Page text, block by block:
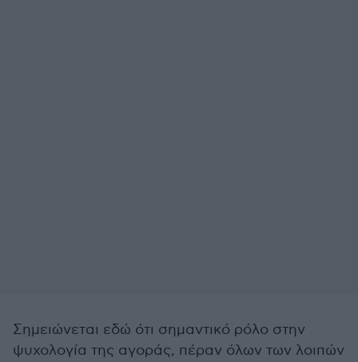
Σημειώνεται εδώ ότι σημαντικό ρόλο στην
ψυχολογία της αγοράς, πέραν όλων των λοιπών